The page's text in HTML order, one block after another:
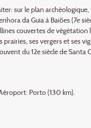
sur le plan
da Guia à Baiões (7e
couvertes de
prairies, ses vergers et ses
du 12e siècle de Santa
Porto (130 km).